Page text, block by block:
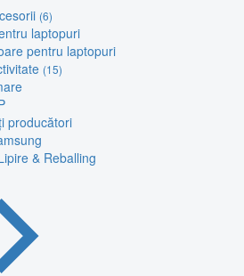
(6)
laptopuri
pentru laptopuri
(15)
producători
& Reballing